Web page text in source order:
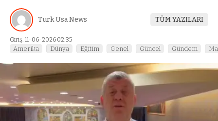
Turk Usa News TÜM YAZILARI
Giriş: 11-06-2026 02:35
Amerika Dünya Eğitim Genel Güncel Gündem